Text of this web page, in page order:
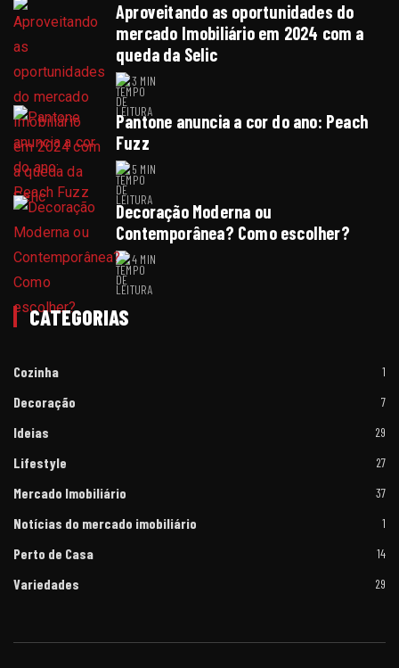
Aproveitando as oportunidades do
mercado Imobiliário em 2024 com a
queda da Selic
3 MIN
Pantone anuncia a cor do ano: Peach
Fuzz
5 MIN
Decoração Moderna ou
Contemporânea? Como escolher?
4 MIN
CATEGORIAS
Cozinha 1
Decoração 7
Ideias 29
Lifestyle 27
Mercado Imobiliário 37
Notícias do mercado imobiliário 1
Perto de Casa 14
Variedades 29